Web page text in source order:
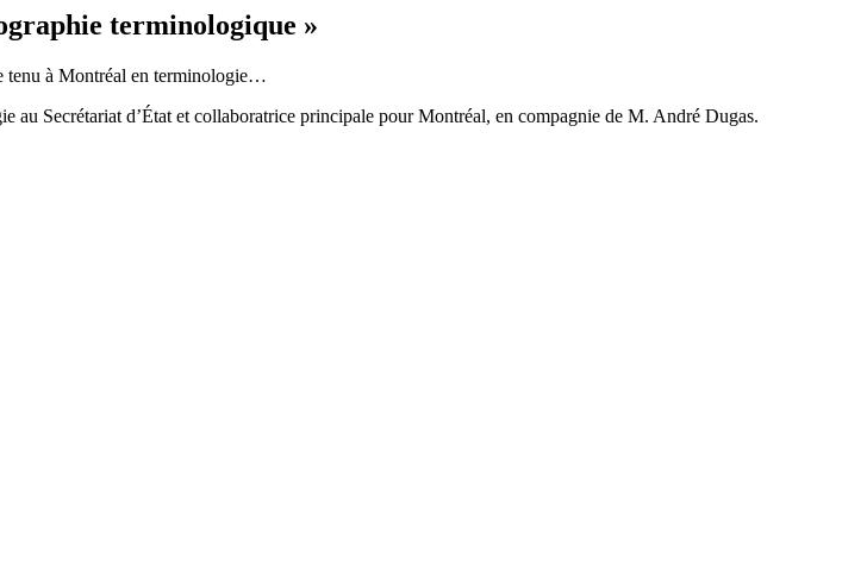
terminologique »
tenu à Montréal en terminologie…
Secrétariat d’État et collaboratrice principale pour Montréal, en compagnie de M. André Dugas.